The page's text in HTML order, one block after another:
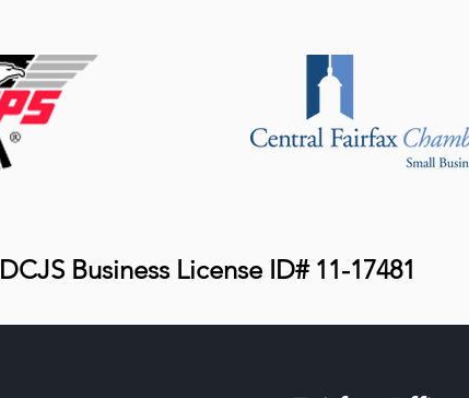
DCJS Business License ID# 11-17481